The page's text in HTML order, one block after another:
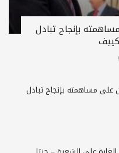
بإنجاح تبادل
على مساهمته بإنجاح تبادل